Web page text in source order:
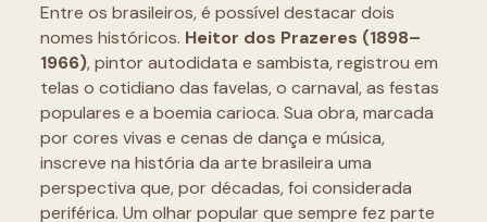
Entre os brasileiros, é possível destacar dois
nomes históricos. Heitor dos Prazeres (1898–
1966), pintor autodidata e sambista, registrou em
telas o cotidiano das favelas, o carnaval, as festas
populares e a boemia carioca. Sua obra, marcada
por cores vivas e cenas de dança e música,
inscreve na história da arte brasileira uma
perspectiva que, por décadas, foi considerada
periférica. Um olhar popular que sempre fez parte